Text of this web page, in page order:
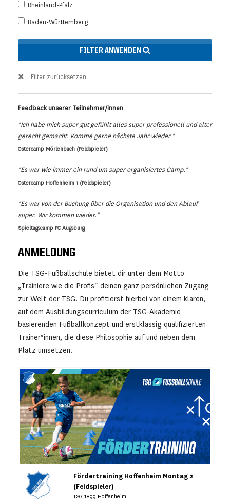
Rheinland-Pfalz
Baden-Württemberg
FILTER ANWENDEN
Filter zurücksetzen
Feedback unserer Teilnehmer/innen
"Ich habe mich super gut gefühlt alles super professionell und alter
gerecht gemacht. Komme gerne nächste Jahr wieder "
Ostercamp Mörlenbach (Feldspieler)
"Es war wie immer ein rund um super organisiertes Camp."
Ostercamp Hoffenheim 1 (Feldspieler)
"Es war von der Buchung über die Organisation und den Ablauf
super. Wir kommen wieder."
Spieltagscamp FC Augsburg
ANMELDUNG
Die TSG-Fußballschule bietet dir unter dem Motto
„Trainiere wie die Profis“ deinen ganz persönlichen Zugang
zur Welt der TSG. Du profitierst hierbei von einem klaren,
auf dem Ausbildungscurriculum der TSG-Akademie
basierenden Fußballkonzept und erstklassig qualifizierten
Trainer*innen, die diese Philosophie auf und neben dem
Platz umsetzen.
Fördertraining Hoffenheim Montag 2
(Feldspieler)
TSG 1899 Hoffenheim